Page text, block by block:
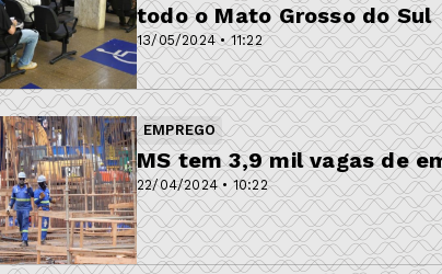
13/05/2024 • 11:22
todo o Mato Grosso do Sul
EMPREGO
22/04/2024 • 10:22
MS tem 3,9 mil vagas de